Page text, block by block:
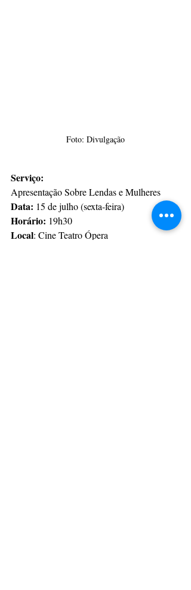
Foto: Divulgação
Serviço:
Apresentação Sobre Lendas e Mulheres
Data: 15 de julho (sexta-feira)
Horário: 19h30
Local: Cine Teatro Ópera